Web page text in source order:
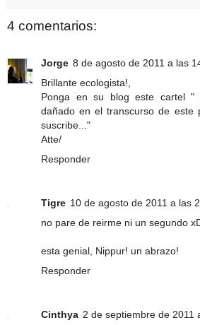
4 comentarios:
Jorge 8 de agosto de 2011 a las
Brillante ecologista!,
Ponga en su blog este cartel "
dañado en el transcurso de este
suscribe..."
Atte/
Responder
Tigre 10 de agosto de 2011 a las
no pare de reirme ni un segundo
esta genial, Nippur! un abrazo!
Responder
Cinthya 2 de septiembre de 2011